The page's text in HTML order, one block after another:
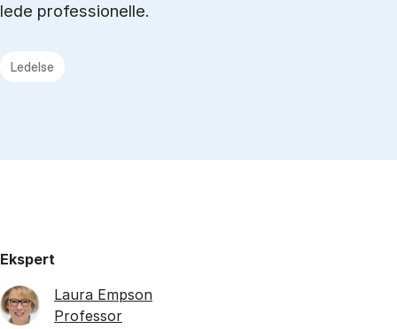
lede professionelle.
Ledelse
Ekspert
Laura Empson
Professor